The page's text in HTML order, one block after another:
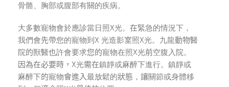
骨骼、胸部或腹部有關的疾病。
大多數寵物會於應診當日照X光。 在緊急的情況下，
我們會先帶您的寵物到X 光造影室照X光。九龍動物醫
院的獸醫也許會要求您的寵物在照X光前空腹入院。
因為在必要時， X光需在鎮靜或麻醉下進行。鎮靜或
麻醉下的寵物會進入最放鬆的狀態 ， 讓關節或身體移